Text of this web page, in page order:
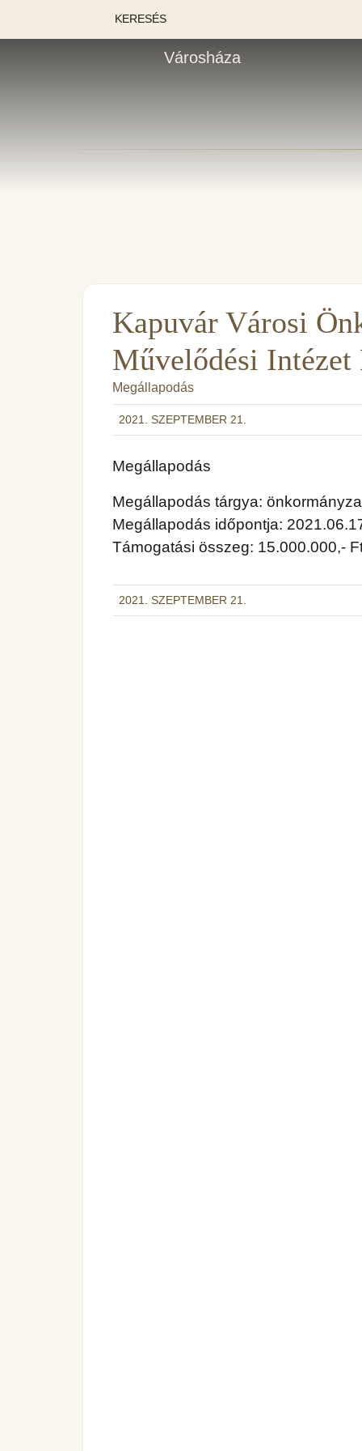
KERESÉS
Városháza
Kapuvár Városi
Művelődési
Megállapodás
2021. SZEPTEMBER 21.
Megállapodás
Megállapodás tárgya:
Megállapodás időpontja:
Támogatási összeg: 15.000.000,-
2021. SZEPTEMBER 21.